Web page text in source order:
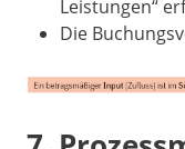
Leistungen“
Die